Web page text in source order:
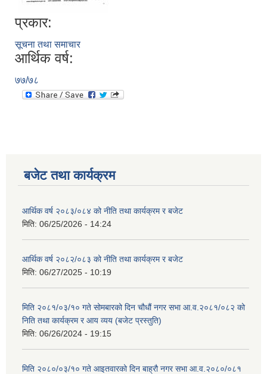
प्रकार:
सूचना तथा समाचार
आर्थिक वर्ष:
७७/७८
बजेट तथा कार्यक्रम
आर्थिक वर्ष २०८३/०८४ को नीति तथा कार्यक्रम र बजेट
मिति: 06/25/2026 - 14:24
आर्थिक वर्ष २०८२/०८३ को नीति तथा कार्यक्रम र बजेट
मिति: 06/27/2025 - 10:19
मिति २०८१/०३/१० गते सोमबारको दिन चौधौं नगर सभा आ.व.२०८१/०८२ को
निति तथा कार्यक्रम र आय व्यय (बजेट प्रस्तुति)
मिति: 06/26/2024 - 19:15
मिति २०८०/०३/१० गते आइतवारको दिन बाह्रौ नगर सभा आ.व.२०८०/०८१